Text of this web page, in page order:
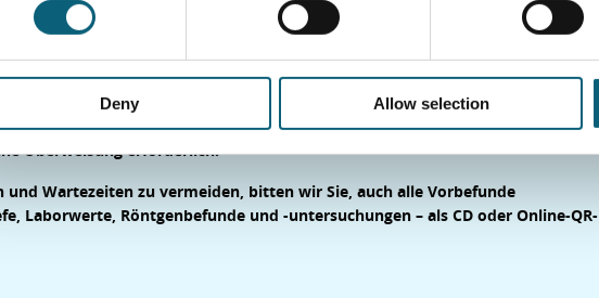
Deny Allow selection
Überweisung erforderlich.
und Wartezeiten zu vermeiden, bitten wir Sie, auch alle Vorbefunde
Laborwerte, Röntgenbefunde und -untersuchungen – als CD oder Online-QR-